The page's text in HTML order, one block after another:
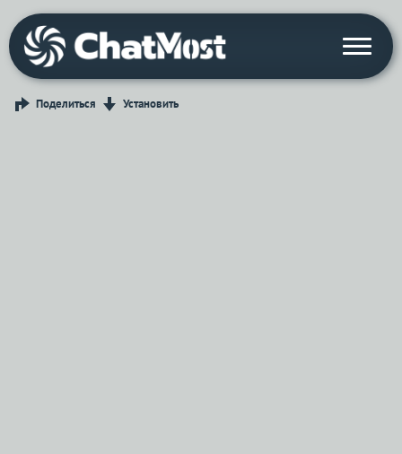
Войти с Telegram
Поделиться Установить